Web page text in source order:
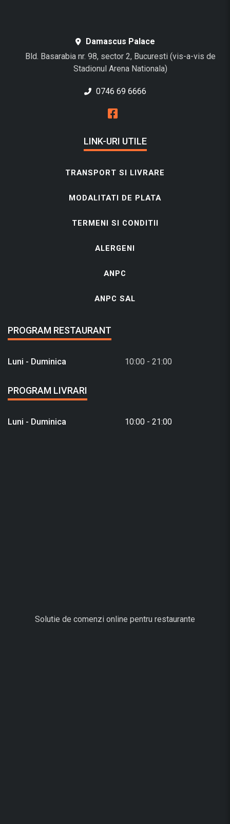
Damascus Palace
Bld. Basarabia nr. 98, sector 2, Bucuresti (vis-a-vis de
Stadionul Arena Nationala)
0746 69 6666
LINK-URI UTILE
TRANSPORT SI LIVRARE
MODALITATI DE PLATA
TERMENI SI CONDITII
ALERGENI
ANPC
ANPC SAL
PROGRAM RESTAURANT
Luni - Duminica 10:00 - 21:00
PROGRAM LIVRARI
Luni - Duminica 10:00 - 21:00
Solutie de comenzi online pentru restaurante